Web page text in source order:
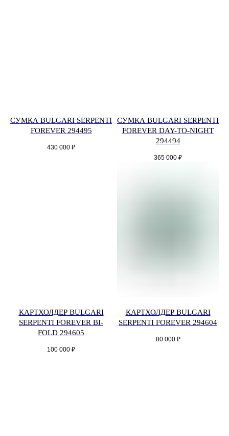
СУМКА BULGARI SERPENTI
FOREVER 294495
430 000 ₽
СУМКА BULGARI SERPENTI
FOREVER DAY-TO-NIGHT
294494
365 000 ₽
КАРТХОЛДЕР BULGARI
SERPENTI FOREVER BI-
FOLD 294605
100 000 ₽
КАРТХОЛДЕР BULGARI
SERPENTI FOREVER 294604
80 000 ₽